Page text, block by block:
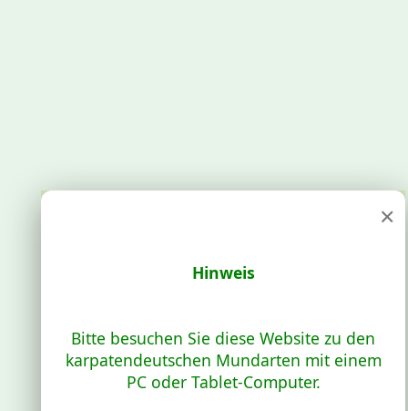
×
Hinweis
Bitte besuchen Sie diese Website zu den
karpatendeutschen Mundarten mit einem
PC oder Tablet-Computer.